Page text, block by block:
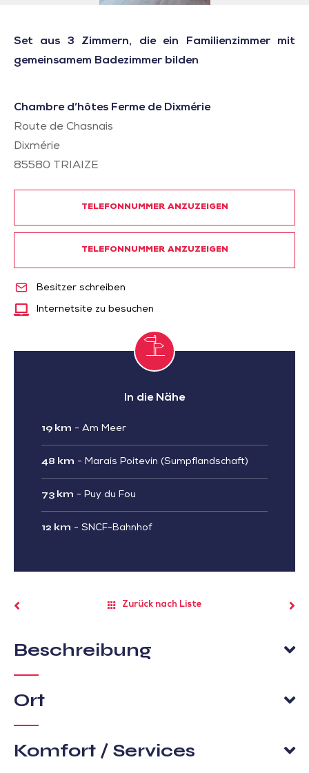
Set aus 3 Zimmern, die ein Familienzimmer mit
gemeinsamem Badezimmer bilden
Chambre d’hôtes Ferme de Dixmérie
Route de Chasnais
Dixmérie
85580 TRIAIZE
TELEFONNUMMER ANZUZEIGEN
TELEFONNUMMER ANZUZEIGEN
Besitzer schreiben
Internetsite zu besuchen
In die Nähe
19 km - Am Meer
48 km - Marais Poitevin (Sumpflandschaft)
73 km - Puy du Fou
12 km - SNCF-Bahnhof
Zurück nach Liste
Beschreibung
Ort
Komfort / Services